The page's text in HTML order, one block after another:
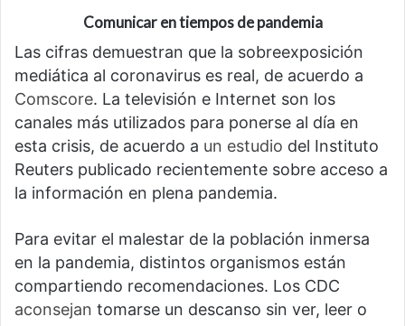
Comunicar en tiempos de pandemia
Las cifras demuestran que la sobreexposición
mediática al coronavirus es real, de acuerdo a
Comscore. La televisión e Internet son los
canales más utilizados para ponerse al día en
esta crisis, de acuerdo a un estudio del Instituto
Reuters publicado recientemente sobre acceso a
la información en plena pandemia.
Para evitar el malestar de la población inmersa
en la pandemia, distintos organismos están
compartiendo recomendaciones. Los CDC
aconsejan tomarse un descanso sin ver, leer o